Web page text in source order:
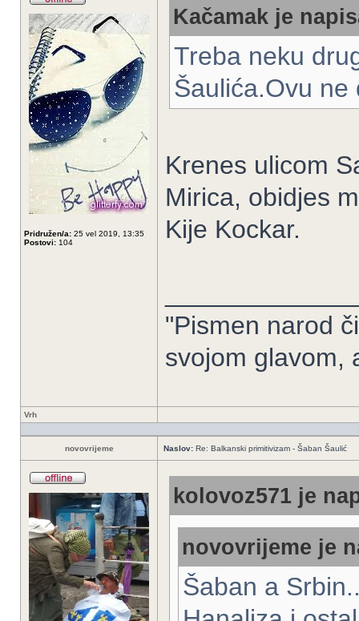
Pridružen/a: 25 vel 2019, 13:35
Postovi: 104
Kačamak je
Treba neku
Šaulića.Ovu ne
Krenes ulicom
Mirica, obidjes
Kije Kockar.
"Pismen narod
svojom glavom,
Vrh
novovrijeme Naslov: Re: Balkanski primitivizam - Šaban Šaulić
kolovoz571 je
novovrijeme je
Šaban a